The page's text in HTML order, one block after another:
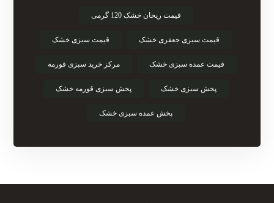
قیمت ریحان خشک 120 گرمی
قیمت سبزی جعفری خشک قیمت سبزی خشک
قیمت عمده سبزی خشک مرکز خرید سبزی قورمه
پخش سبزی خشک پخش سبزی قورمه خشک
پخش عمده سبزی خشک